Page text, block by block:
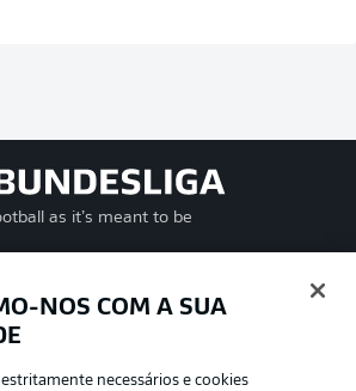
as it’s meant to be
APLICATIVO DA BUNDESLIGA
NOS COM A SUA
necessários e cookies